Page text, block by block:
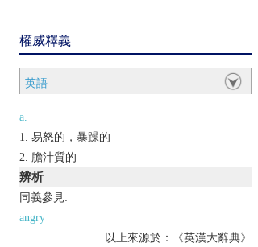
權威釋義
英語
a.
易怒的，暴躁的
膽汁質的
辨析
同義參見:
angry
以上來源於：《英漢大辭典》